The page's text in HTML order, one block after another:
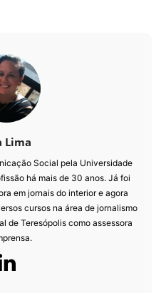
Lima
Social pela Universidade
há mais de 30 anos. Já foi
em jornais do interior e agora
cursos na área de jornalismo
de Teresópolis como assessora